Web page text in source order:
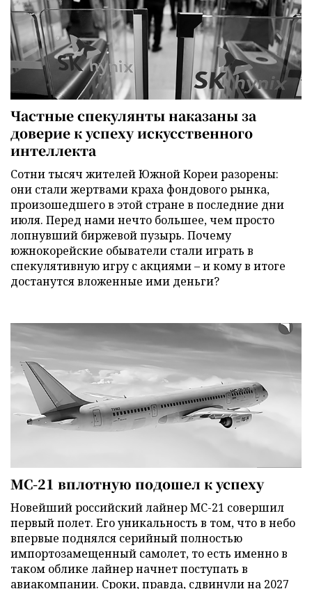
Частные спекулянты наказаны за
доверие к успеху искусственного
интеллекта
Сотни тысяч жителей Южной Кореи разорены:
они стали жертвами краха фондового рынка,
произошедшего в этой стране в последние дни
июля. Перед нами нечто большее, чем просто
лопнувший биржевой пузырь. Почему
южнокорейские обыватели стали играть в
спекулятивную игру с акциями – и кому в итоге
достанутся вложенные ими деньги?
МС-21 вплотную подошел к успеху
Новейший российский лайнер МС-21 совершил
первый полет. Его уникальность в том, что в небо
впервые поднялся серийный полностью
импортозамещенный самолет, то есть именно в
таком облике лайнер начнет поступать в
авиакомпании. Сроки, правда, сдвинули на 2027